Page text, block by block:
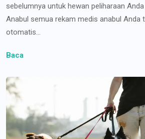
sebelumnya untuk hewan peliharaan
Anabul semua rekam medis anabul Anda
otomatis...
Baca